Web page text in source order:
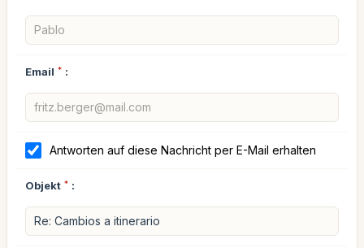
Email * :
Antworten auf diese Nachricht per E-Mail erhalten
Objekt * :